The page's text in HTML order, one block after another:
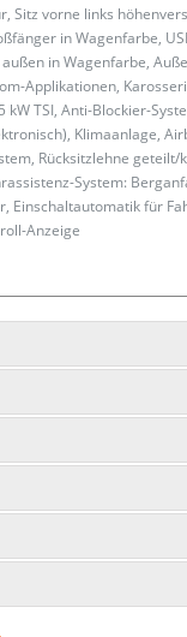
Sitz vorne links
in Wagenfarbe,
in Wagenfarbe,
Applikationen,
TSI, Anti-Blockier-
Klimaanlage,
Rücksitzlehne
System:
Einschaltautomatik für
Anzeige